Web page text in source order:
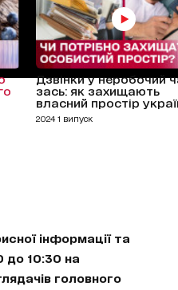
Дзвінки у неробочий
зась: як захищають
власний простір
2024 1 випуск
інформації та
до 10:30 на
головного